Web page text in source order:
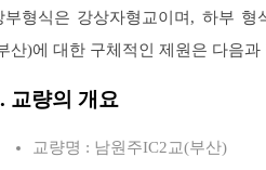
부형식은 강상자형교이며, 하부 형
산)에 대한 구체적인 제원은 다음과
교량의 개요
교량명 : 남원주IC2교(부산)